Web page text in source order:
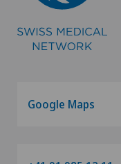
Google Maps